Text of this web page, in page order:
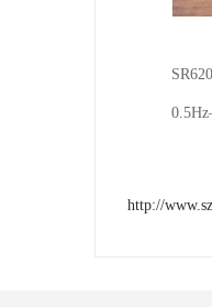
http://